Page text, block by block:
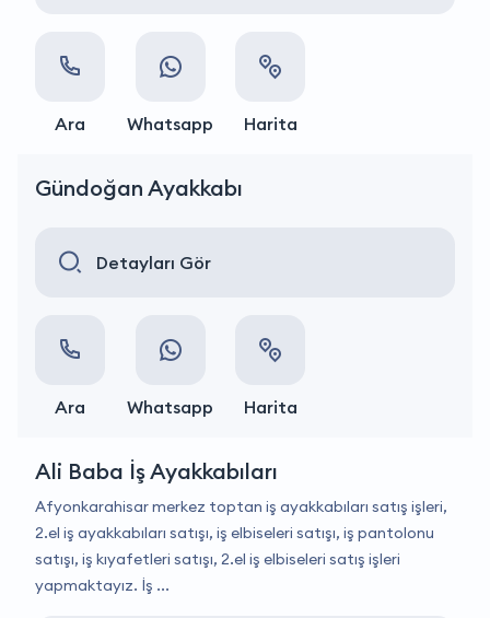
Ara Whatsapp Harita
Gündoğan Ayakkabı
Detayları Gör
Ara Whatsapp Harita
Ali Baba İş Ayakkabıları
Afyonkarahisar merkez toptan iş ayakkabıları satış işleri,
2.el iş ayakkabıları satışı, iş elbiseleri satışı, iş pantolonu
satışı, iş kıyafetleri satışı, 2.el iş elbiseleri satış işleri
yapmaktayız. İş ...